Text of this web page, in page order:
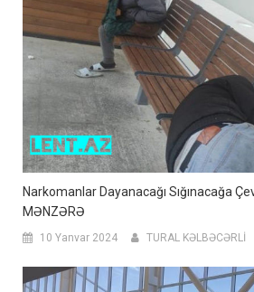
Narkomanlar Dayanacağı Sığınacağa
MƏNZƏRƏ
10 Yanvar 2024 TURAL KƏLBƏCƏRLİ